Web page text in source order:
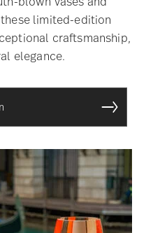
limited-edition
craftsmanship,
elegance.